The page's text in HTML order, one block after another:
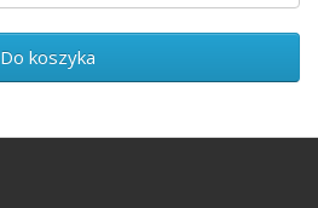
Do koszyka